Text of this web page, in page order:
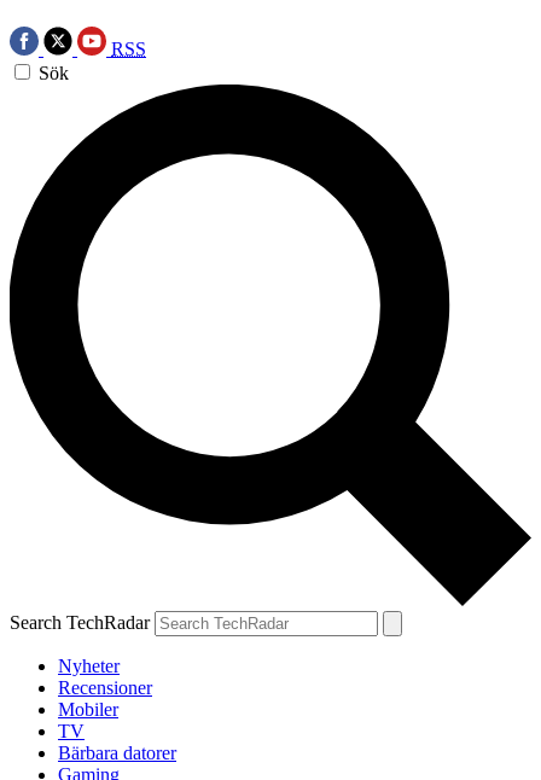
RSS
Sök
Search TechRadar
Nyheter
Recensioner
Mobiler
TV
Bärbara datorer
Gaming